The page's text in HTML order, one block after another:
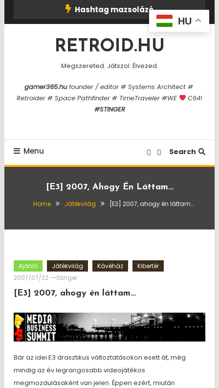
Hashtag mazsolázó
RETROID.HU
Megszereted. Játszol. Élvezed.
gamer365.hufounder / editor # Systems Architect #
Retroider # Space Pathfinder # TimeTraveler #WE
C64!
#STINGER
Menu Search
[E3] 2007, Ahogy Én Láttam…
Home Játékvilág [E3] 2007, ahogy én láttam…
Ajánló Játékvilág Kávéház
Kibertér
2007/07/22
Stinger
[E3] 2007, ahogy én láttam…
Bár az idei E3 drasztikus változtatásokon esett át, még
mindig az év legrangosabb videojátékos
megmozdulásaként van jelen. Éppen ezért, miután
HU